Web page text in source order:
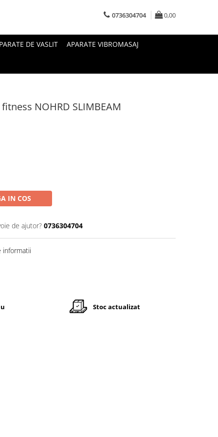
0736304704 0,00
DE VASLIT APARATE VIBROMASAJ
NOHRD SLIMBEAM
IN COS
de ajutor? 0736304704
informatii
Stoc actualizat